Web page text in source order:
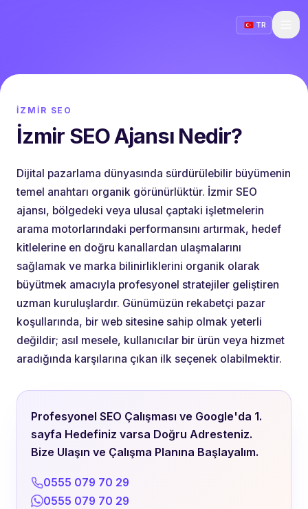
TR
İZMIR SEO
İzmir SEO Ajansı Nedir?
Dijital pazarlama dünyasında sürdürülebilir büyümenin
temel anahtarı organik görünürlüktür. İzmir SEO
ajansı, bölgedeki veya ulusal çaptaki işletmelerin
arama motorlarındaki performansını artırmak, hedef
kitlelerine en doğru kanallardan ulaşmalarını
sağlamak ve marka bilinirliklerini organik olarak
büyütmek amacıyla profesyonel stratejiler geliştiren
uzman kuruluşlardır. Günümüzün rekabetçi pazar
koşullarında, bir web sitesine sahip olmak yeterli
değildir; asıl mesele, kullanıcılar bir ürün veya hizmet
aradığında karşılarına çıkan ilk seçenek olabilmektir.
Profesyonel SEO Çalışması ve Google'da 1.
sayfa Hedefiniz varsa Doğru Adresteniz.
Bize Ulaşın ve Çalışma Planına Başlayalım.
0555 079 70 29
0555 079 70 29